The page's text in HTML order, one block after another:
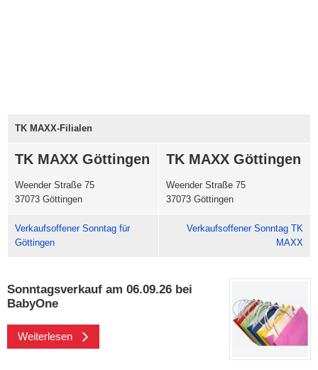
TK MAXX-Filialen
TK MAXX Göttingen
Weender Straße 75
37073 Göttingen
TK MAXX Göttingen
Weender Straße 75
37073 Göttingen
Verkaufsoffener Sonntag für
Göttingen
Verkaufsoffener Sonntag TK
MAXX
Sonntagsverkauf am 06.09.26 bei
BabyOne
Weiterlesen